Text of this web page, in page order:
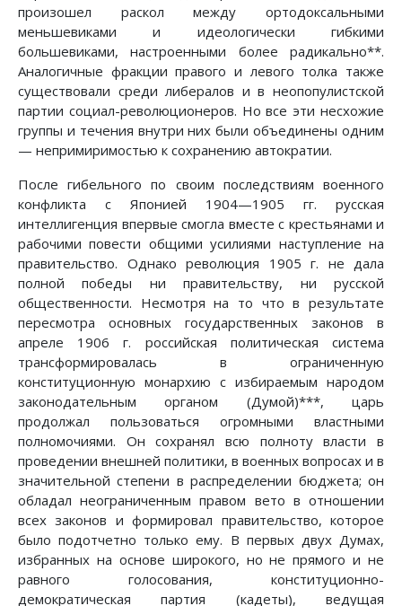
произошел раскол между ортодоксальными
меньшевиками и идеологически гибкими
большевиками, настроенными более радикально**.
Аналогичные фракции правого и левого толка также
существовали среди либералов и в неопопулистской
партии социал-революционеров. Но все эти несхожие
группы и течения внутри них были объединены одним
— непримиримостью к сохранению автократии.
После гибельного по своим последствиям военного
конфликта с Японией 1904—1905 гг. русская
интеллигенция впервые смогла вместе с крестьянами и
рабочими повести общими усилиями наступление на
правительство. Однако революция 1905 г. не дала
полной победы ни правительству, ни русской
общественности. Несмотря на то что в результате
пересмотра основных государственных законов в
апреле 1906 г. российская политическая система
трансформировалась в ограниченную
конституционную монархию с избираемым народом
законодательным органом (Думой)***, царь
продолжал пользоваться огромными властными
полномочиями. Он сохранял всю полноту власти в
проведении внешней политики, в военных вопросах и в
значительной степени в распределении бюджета; он
обладал неограниченным правом вето в отношении
всех законов и формировал правительство, которое
было подотчетно только ему. В первых двух Думах,
избранных на основе широкого, но не прямого и не
равного голосования, конституционно-
демократическая партия (кадеты), ведущая